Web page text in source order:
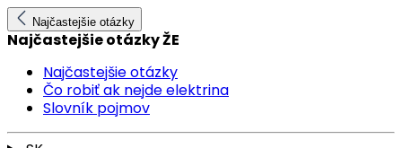
Najčastejšie otázky
Najčastejšie otázky ŽE
Najčastejšie otázky
Čo robiť ak nejde elektrina
Slovník pojmov